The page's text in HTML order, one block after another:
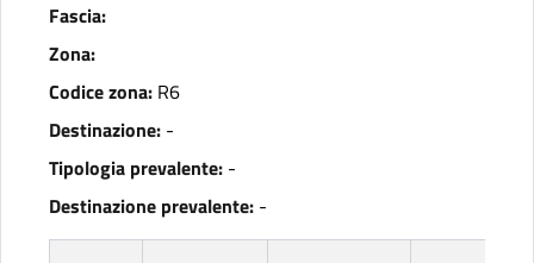
Fascia:
Zona:
Codice zona: R6
Destinazione: -
Tipologia prevalente: -
Destinazione prevalente: -